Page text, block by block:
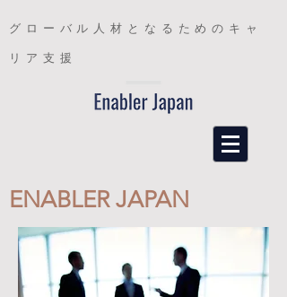
グローバル人材となるためのキャ
リア支援
ENABLER JAPAN